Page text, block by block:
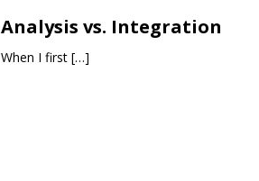
Analysis vs. Integration
When I first […]